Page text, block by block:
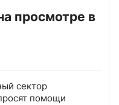
просмотре в
сектор
помощи